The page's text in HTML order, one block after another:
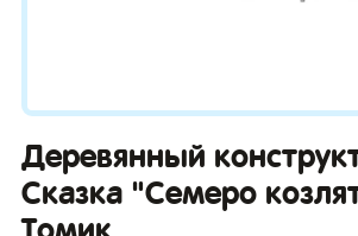
Деревянный
Сказка "Семеро